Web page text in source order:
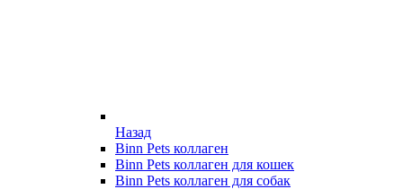
Назад
Binn Pets коллаген
Binn Pets коллаген для кошек
Binn Pets коллаген для собак